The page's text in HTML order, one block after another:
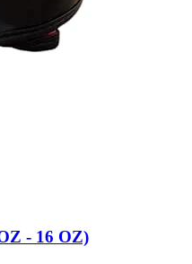
- 16 OZ)